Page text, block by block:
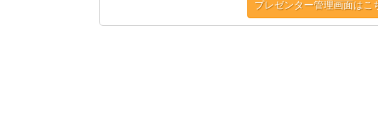
プレゼンター管理画面はこ